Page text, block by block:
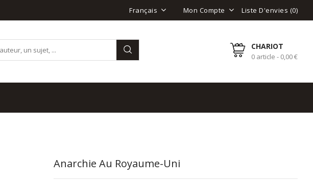
Français Mon Compte Liste D'envies (0)
CHARIOT
0 article - 0,00 €
Anarchie Au Royaume-Uni